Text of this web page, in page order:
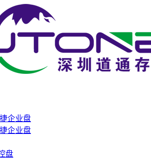
企业盘
企业盘
盘